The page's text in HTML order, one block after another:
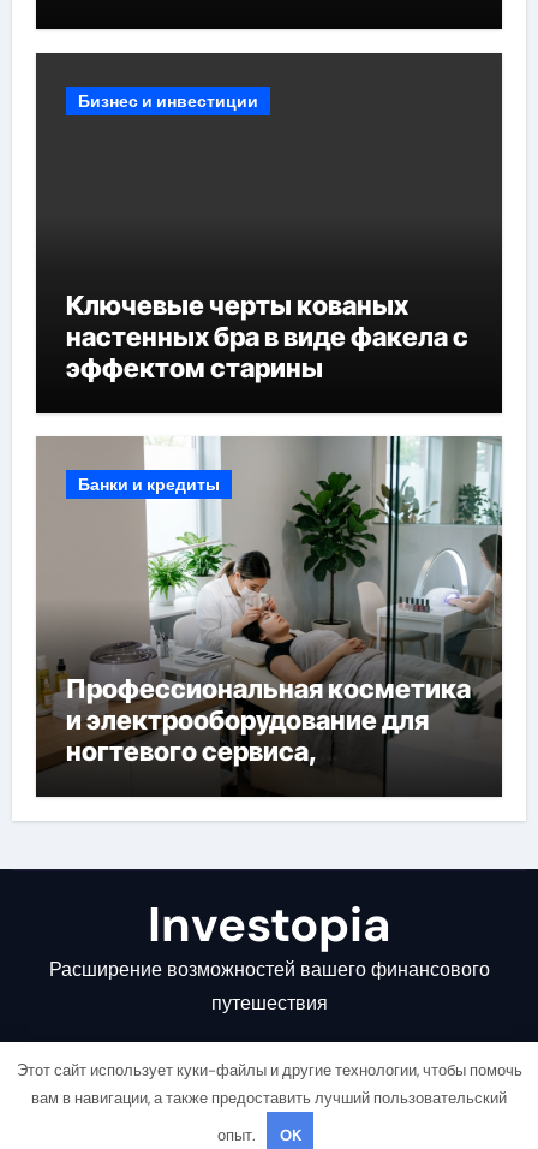
Бизнес и инвестиции
Ключевые черты кованых
настенных бра в виде факела с
эффектом старины
Банки и кредиты
Профессиональная косметика
и электрооборудование для
ногтевого сервиса,
наращивания ресниц и
депиляции
Investopia
Расширение возможностей вашего финансового
путешествия
Copyright © All rights reserved |
Этот сайт использует куки-файлы и другие технологии, чтобы помочь
вам в навигации, а также предоставить лучший пользовательский
опыт.
OK